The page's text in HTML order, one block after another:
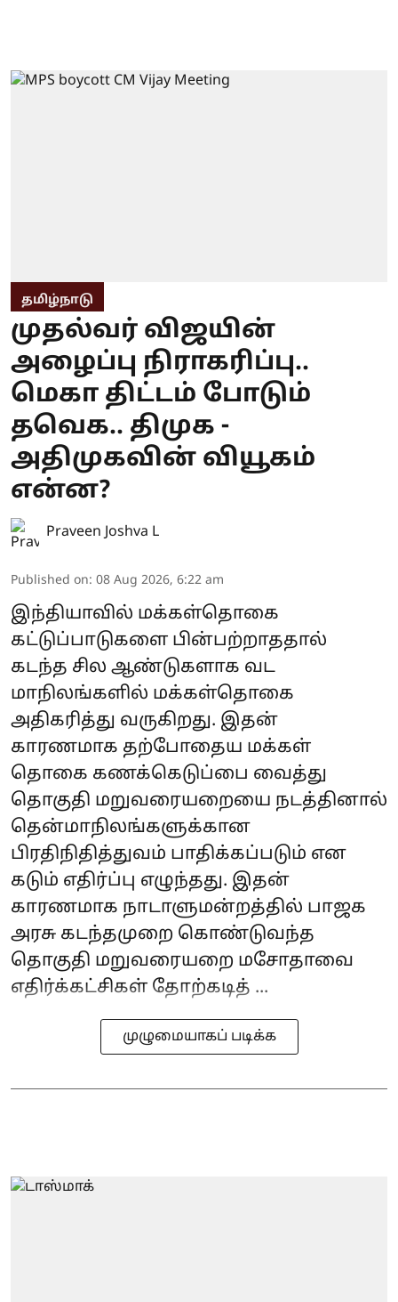
தமிழ்நாடு
முதல்வர் விஜயின்
அழைப்பு நிராகரிப்பு..
மெகா திட்டம் போடும்
தவெக.. திமுக -
அதிமுகவின் வியூகம்
என்ன?
Praveen Joshva L
Published on: 08 Aug 2026, 6:22 am
இந்தியாவில் மக்கள்தொகை
கட்டுப்பாடுகளை பின்பற்றாததால்
கடந்த சில ஆண்டுகளாக வட
மாநிலங்களில் மக்கள்தொகை
அதிகரித்து வருகிறது. இதன்
காரணமாக தற்போதைய மக்கள்
தொகை கணக்கெடுப்பை வைத்து
தொகுதி மறுவரையறையை நடத்தினால்
தென்மாநிலங்களுக்கான
பிரதிநிதித்துவம் பாதிக்கப்படும் என
கடும் எதிர்ப்பு எழுந்தது. இதன்
காரணமாக நாடாளுமன்றத்தில் பாஜக
அரசு கடந்தமுறை கொண்டுவந்த
தொகுதி மறுவரையறை மசோதாவை
எதிர்க்கட்சிகள் தோற்கடித் ...
முழுமையாகப் படிக்க